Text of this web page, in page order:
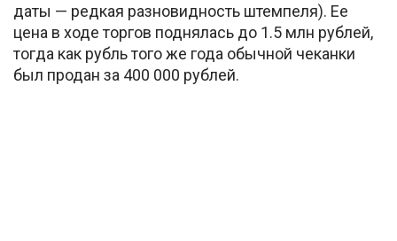
даты — редкая разновидность штемпеля). Ее
цена в ходе торгов поднялась до 1.5 млн рублей,
тогда как рубль того же года обычной чеканки
был продан за 400 000 рублей.